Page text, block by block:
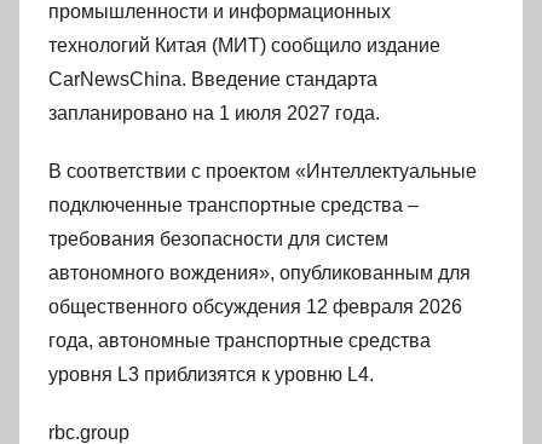
промышленности и информационных
технологий Китая (МИТ) сообщило издание
CarNewsChina. Введение стандарта
запланировано на 1 июля 2027 года.
В соответствии с проектом «Интеллектуальные
подключенные транспортные средства –
требования безопасности для систем
автономного вождения», опубликованным для
общественного обсуждения 12 февраля 2026
года, автономные транспортные средства
уровня L3 приблизятся к уровню L4.
rbc.group